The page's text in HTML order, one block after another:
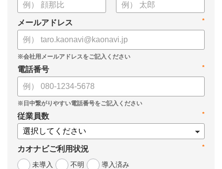
*
メールアドレス
*
電話番号
*
従業員数
*
カオナビご利用状況
未導入
不明 導入済み